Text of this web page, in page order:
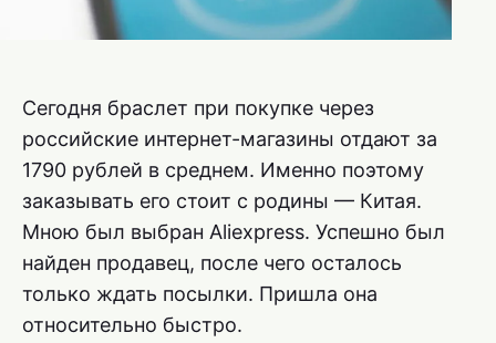
Сегодня браслет при покупке через
российские интернет-магазины отдают за
1790 рублей в среднем. Именно поэтому
заказывать его стоит с родины — Китая.
Мною был выбран Aliexpress. Успешно был
найден продавец, после чего осталось
только ждать посылки. Пришла она
относительно быстро.